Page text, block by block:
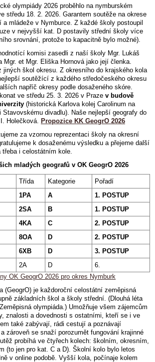
olympiády 2026 proběhlo na nymburském
středu 18. 2. 2026. Garantem soutěže na okrese
a mládeže v Nymburce. Z každé školy postoupil
v nejvyšší kat. D postavily střední školy více
srovnání, protože to kapacitně bylo možné).
komisi zasedli z naší školy Mgr. Lukáš
Mgr. et Mgr. Eliška Hornová jako její členka.
jiných škol okresu. Z okresního do krajského kola
soutěžící z každého středočeského okresu
napříč okresy podle dosaženého skóre.
ve středu 25. 3. 2026 v Praze v budově
(historická Karlova kolej Carolinum na
Stavovskému divadlu). Naše nejlepší geografy do
Holečková. Propozice KK GeogrO 2026
za vzornou reprezentaci školy na okresní
k dosaženému výsledku a přejeme další
i celostátním kole.
mladých geografů v OK GeogrO 2026
Třída Kategorie
Pořadí
1PA A
1. POSTUP
2SA B
1. POSTUP
4KA C
2. POSTUP
8OA D
2. POSTUP
6XB D
3. POSTUP
2A D
6.
OK GeogrO 2026 pro okres Nymburk
(GeogrO) je každoroční celostátní zeměpisná
základních škol a školy střední. (Dlouhá léta
olympiáda.) Umožňuje všem zájemcům
znalosti a dovednosti s ostatními, kteří se i ve
také zabývají, rádi cestují a poznávají
zároveň se snaží porozumět fungování krajinné
probíhá ve čtyřech kolech: školním, okresním,
(to jen pro kat. C a D). Školní kolo bylo letos
v online podobě. Vyšší kola, počínaje kolem